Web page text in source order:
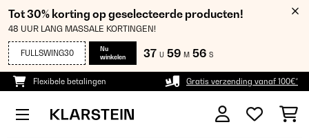
Tot 30% korting op geselecteerde producten!
48 UUR LANG MASSALE KORTINGEN!
FULLSWING30
Nu
winkelen
37 U 59 M 56 S
Flexibele betalingen Gratis verzending vanaf 100€*